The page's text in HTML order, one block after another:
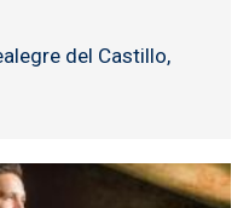
del Castillo,